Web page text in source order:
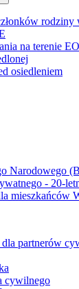
rodziny
na terenie
osiedleniem
Narodowego
- 20-
mieszkańców
partnerów
cywilnego